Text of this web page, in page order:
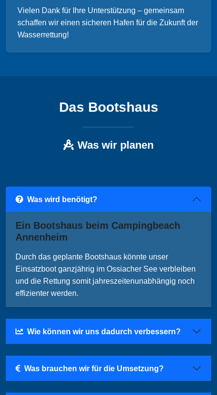
Vielen Dank für Ihre Unterstützung – gemeinsam
schaffen wir einen sicheren Hafen für die Zukunft der
Wasserrettung!
Das Bootshaus
Was wir planen
Was wird benötigt?
Ein Bootshaus beim Campingbeach
Annenheim
Durch das geplante Bootshaus könnte unser
Einsatzboot ganzjährig im Ossiacher See verbleiben
und die Rettung somit jahreszeitenunabhängig noch
effizienter werden.
Wie können wir uns dadurch verbessern?
Was brauchen wir für die Umsetzung?